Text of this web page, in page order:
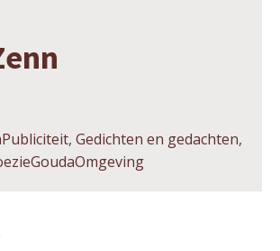
, Gedichten en gedachten,